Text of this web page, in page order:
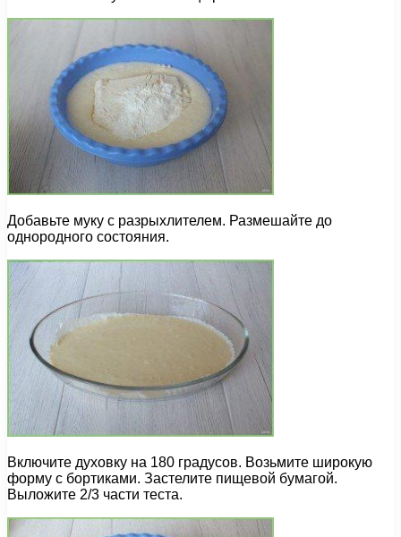
Добавьте муку с разрыхлителем. Размешайте до
однородного состояния.
Включите духовку на 180 градусов. Возьмите широкую
форму с бортиками. Застелите пищевой бумагой.
Выложите 2/3 части теста.